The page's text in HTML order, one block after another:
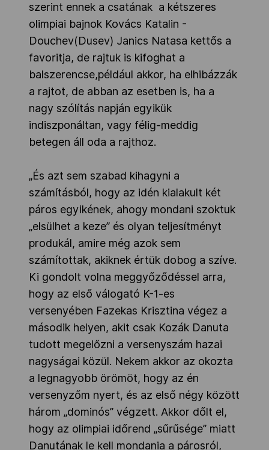
szerint ennek a csatának a kétszeres
olimpiai bajnok Kovács Katalin -
Douchev(Dusev) Janics Natasa kettős a
favoritja, de rajtuk is kifoghat a
balszerencse,például akkor, ha elhibázzák
a rajtot, de abban az esetben is, ha a
nagy szólítás napján egyikük
indiszponáltan, vagy félig-meddig
betegen áll oda a rajthoz.
„És azt sem szabad kihagyni a
számításból, hogy az idén kialakult két
páros egyikének, ahogy mondani szoktuk
„elsülhet a keze” és olyan teljesítményt
produkál, amire még azok sem
számítottak, akiknek értük dobog a szíve.
Ki gondolt volna meggyőződéssel arra,
hogy az első válogató K-1-es
versenyében Fazekas Krisztina végez a
második helyen, akit csak Kozák Danuta
tudott megelőzni a versenyszám hazai
nagyságai közül. Nekem akkor az okozta
a legnagyobb örömöt, hogy az én
versenyzőm nyert, és az első négy között
három „dominós” végzett. Akkor dőlt el,
hogy az olimpiai időrend „sűrűsége” miatt
Danutának le kell mondania a párosról,